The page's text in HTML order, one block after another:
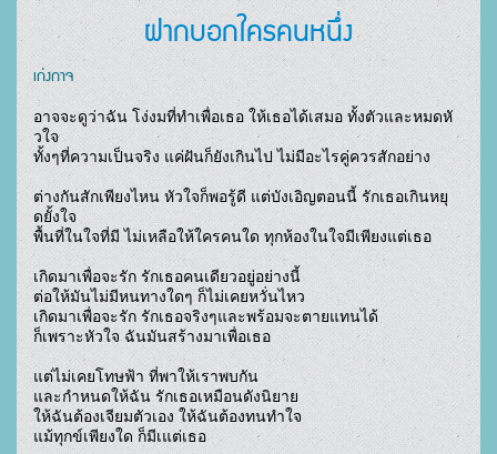
ฝากบอกใครคนหนึ่ง
เก่งกาจ
อาจจะดูว่าฉัน โง่งมที่ทำเพื่อเธอ ให้เธอได้เสมอ ทั้งตัวและหมดหั
วใจ
ทั้งๆที่ความเป็นจริง แค่ฝันก็ยังเกินไป ไม่มีอะไรคู่ควรสักอย่าง
ต่างกันสักเพียงไหน หัวใจก็พอรู้ดี แต่บังเอิญตอนนี้ รักเธอเกินหยุ
ดยั้งใจ
พื้นที่ในใจที่มี ไม่เหลือให้ใครคนใด ทุกห้องในใจมีเพียงแต่เธอ
เกิดมาเพื่อจะรัก รักเธอคนเดียวอยู่อย่างนี้
ต่อให้มันไม่มีหนทางใดๆ ก็ไม่เคยหวั่นไหว
เกิดมาเพื่อจะรัก รักเธอจริงๆและพร้อมจะตายแทนได้
ก็เพราะหัวใจ ฉันมันสร้างมาเพื่อเธอ
แต่ไม่เคยโทษฟ้า ที่พาให้เราพบกัน
และกำหนดให้ฉัน รักเธอเหมือนดังนิยาย
ให้ฉันต้องเจียมตัวเอง ให้ฉันต้องทนทำใจ
แม้ทุกข์เพียงใด ก็มีเแต่เธอ